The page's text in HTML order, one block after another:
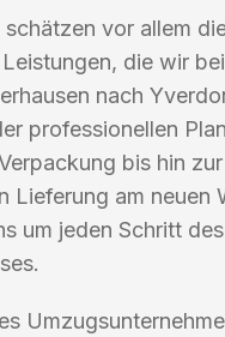
schätzen vor allem
die wir
nach
professionellen
bis hin zur
Lieferung am neuen
um jeden Schritt des